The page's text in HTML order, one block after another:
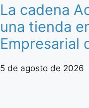
La cadena
una tienda
Empresarial
5 de agosto de 2026